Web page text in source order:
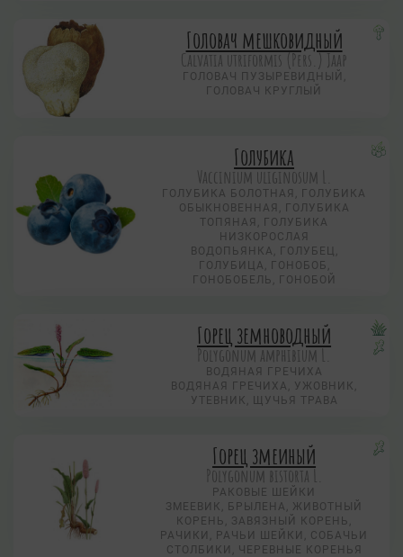
Головач мешковидный
Calvatia utriformis (Pers.) Jaap
ГОЛОВАЧ ПУЗЫРЕВИДНЫЙ,
ГОЛОВАЧ КРУГЛЫЙ
Голубика
Vaccinium uliginosum L.
ГОЛУБИКА БОЛОТНАЯ, ГОЛУБИКА
ОБЫКНОВЕННАЯ, ГОЛУБИКА
ТОПЯНАЯ, ГОЛУБИКА
НИЗКОРОСЛАЯ
ВОДОПЬЯНКА, ГОЛУБЕЦ,
ГОЛУБИЦА, ГОНОБОБ,
ГОНОБОБЕЛЬ, ГОНОБОЙ
Горец земноводный
Polygonum amphibium L.
ВОДЯНАЯ ГРЕЧИХА
ВОДЯНАЯ ГРЕЧИХА, УЖОВНИК,
УТЕВНИК, ЩУЧЬЯ ТРАВА
Горец змеиный
Polygonum bistorta L.
РАКОВЫЕ ШЕЙКИ
ЗМЕЕВИК, БРЫЛЕНА, ЖИВОТНЫЙ
КОРЕНЬ, ЗАВЯЗНЫЙ КОРЕНЬ,
РАЧИКИ, РАЧЬИ ШЕЙКИ, СОБАЧЬИ
СТОЛБИКИ, ЧЕРЕВНЫЕ КОРЕНЬЯ